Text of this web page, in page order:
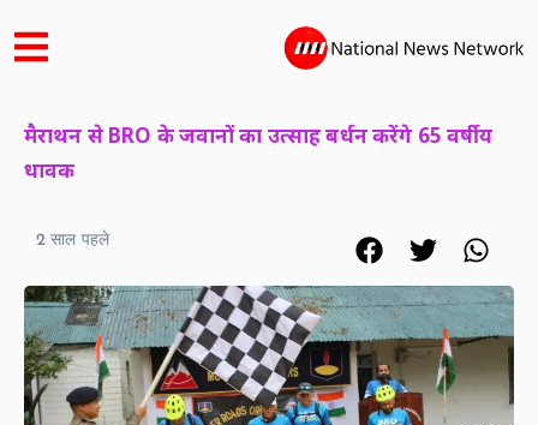
मैराथन से BRO के जवानों का उत्साह बर्धन करेंगे 65 वर्षीय
धावक
2 साल पहले